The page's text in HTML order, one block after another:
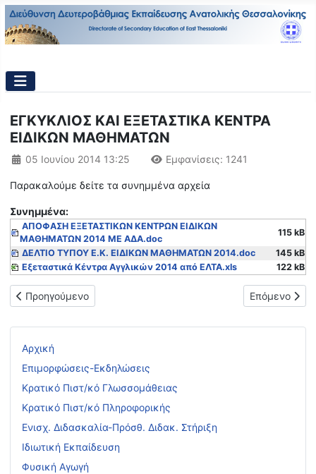
Αρχική
Επιμορφώσεις-Εκδηλώσεις
Κρατικό Πιστ/κό Γλωσσομάθειας
Κρατικό Πιστ/κό Πληροφορικής
Ενισχ. Διδασκαλία-Πρόσθ. Διδακ. Στήριξη
Ιδιωτική Εκπαίδευση
Φυσική Αγωγή
ΕΓΚΥΚΛΙΟΣ ΚΑΙ EΞΕΤΑΣΤΙΚΑ ΚΕΝΤΡΑ
ΕΙΔΙΚΩΝ ΜΑΘΗΜΑΤΩΝ
Λεπτομέρειες
05 Ιουνίου 2014 13:25 Εμφανίσεις: 1241
Παρακαλούμε δείτε τα συνημμένα αρχεία
Συνημμένα:
ΑΠΟΦΑΣΗ ΕΞΕΤΑΣΤΙΚΩΝ ΚΕΝΤΡΩΝ ΕΙΔΙΚΩΝ
ΜΑΘΗΜΑΤΩΝ 2014 ΜΕ ΑΔΑ.doc
115 kB
ΔΕΛΤΙΟ ΤΥΠΟΥ Ε.Κ. ΕΙΔΙΚΩΝ ΜΑΘΗΜΑΤΩΝ 2014.doc
145 kB
Εξεταστικά Κέντρα Αγγλικών 2014 από ΕΛΤΑ.xls
122 kB
Προηγούμενο άρθρο: Προκήρυξη εισαγωγής σπουδαστών/
Προηγούμενο Επόμενο
Επόμενο